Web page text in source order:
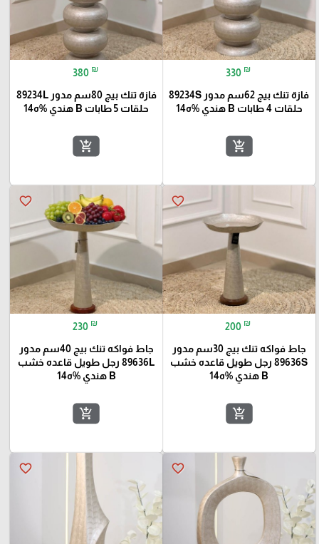
330 ₪
فازة تنك بيج 62سم مدور 89234S
حلقات 4 طابات B هندي %ه14
add_shopping_cart
380 ₪
فازة تنك بيج 80سم مدور 89234L
حلقات 5 طابات B هندي %ه14
add_shopping_cart
favorite_border
200 ₪
جاط فواكه تنك بيج 30سم مدور
89636S رجل طويل قاعده خشب
B هندي %ه14
add_shopping_cart
favorite_border
230 ₪
جاط فواكه تنك بيج 40سم مدور
89636L رجل طويل قاعده خشب
B هندي %ه14
add_shopping_cart
favorite_border
favorite_border